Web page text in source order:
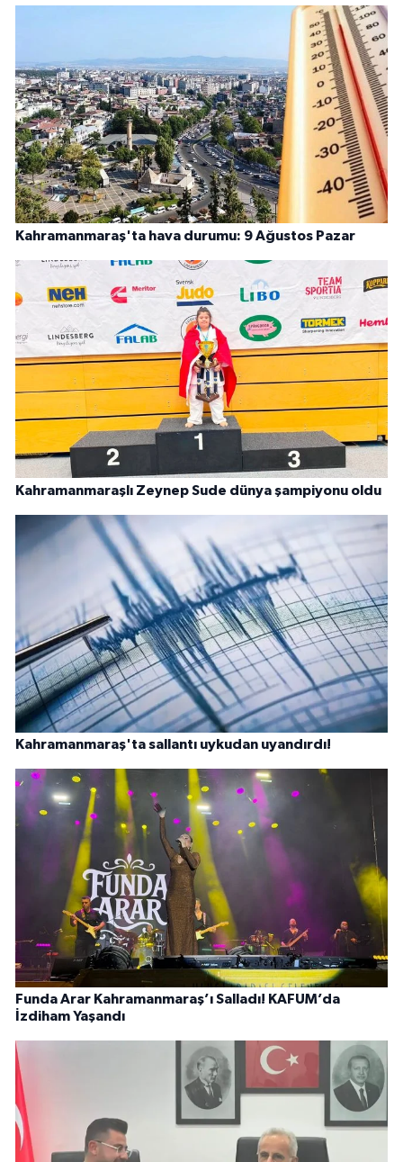
Kahramanmaraş'ta hava durumu: 9 Ağustos Pazar
Kahramanmaraşlı Zeynep Sude dünya şampiyonu oldu
Kahramanmaraş'ta sallantı uykudan uyandırdı!
Funda Arar Kahramanmaraş’ı Salladı! KAFUM’da
İzdiham Yaşandı